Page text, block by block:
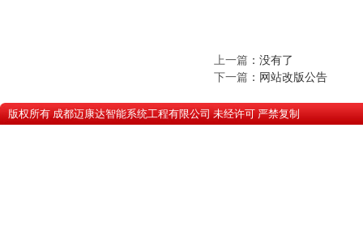
上一篇 ：没有了
下一篇 ： 网站改版公告
版权所有 成都迈康达智能系统工程有限公司 未经许可 严禁